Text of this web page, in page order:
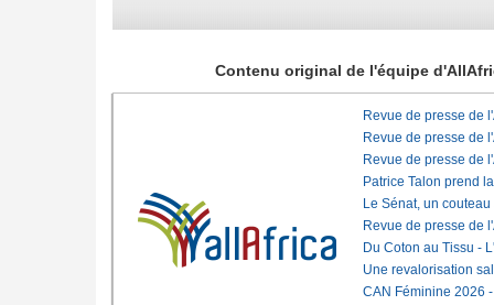
Contenu original de l'équipe
Revue de presse de
Revue de presse de
Revue de presse de
Patrice Talon prend
Le Sénat, un
Revue de presse de
Du Coton au Tissu -
Une revalorisation
CAN Féminine 2026